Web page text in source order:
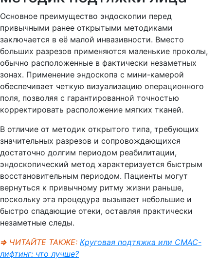
Основное преимущество эндоскопии перед
привычными ранее открытыми методиками
заключается в её малой инвазивности. Вместо
больших разрезов применяются маленькие проколы,
обычно расположенные в фактически незаметных
зонах. Применение эндоскопа с мини-камерой
обеспечивает четкую визуализацию операционного
поля, позволяя с гарантированной точностью
корректировать расположение мягких тканей.
В отличие от методик открытого типа, требующих
значительных разрезов и сопровождающихся
достаточно долгим периодом реабилитации,
эндоскопический метод характеризуется быстрым
восстановительным периодом. Пациенты могут
вернуться к привычному ритму жизни раньше,
поскольку эта процедура вызывает небольшие и
быстро спадающие отеки, оставляя практически
незаметные следы.
⇒ ЧИТАЙТЕ ТАКЖЕ: Круговая подтяжка или СМАС-
лифтинг: что лучше?